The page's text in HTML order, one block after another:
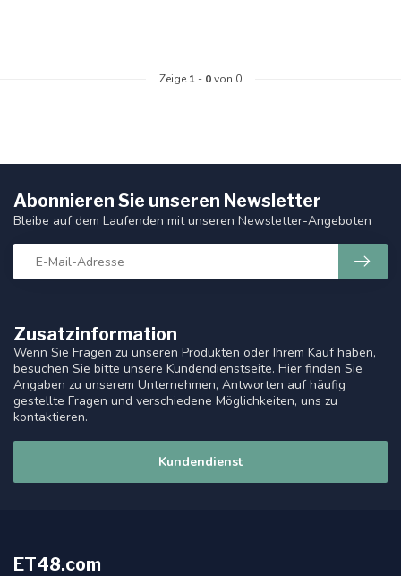
Zeige 1 - 0von 0
Zusatzinformation
Wenn Sie Fragen zu unseren Produkten oder Ihrem Kauf haben,
besuchen Sie bitte unsere Kundendienstseite. Hier finden Sie
Angaben zu unserem Unternehmen, Antworten auf häufig
gestellte Fragen und verschiedene Möglichkeiten, uns zu
kontaktieren.
Kundendienst
Abonnieren Sie unseren Newsletter
Bleibe auf dem Laufenden mit unseren Newsletter-Angeboten
ET48.com